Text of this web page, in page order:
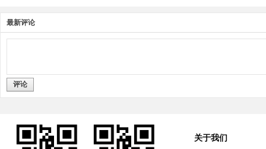
最新评论
评论
关于我们